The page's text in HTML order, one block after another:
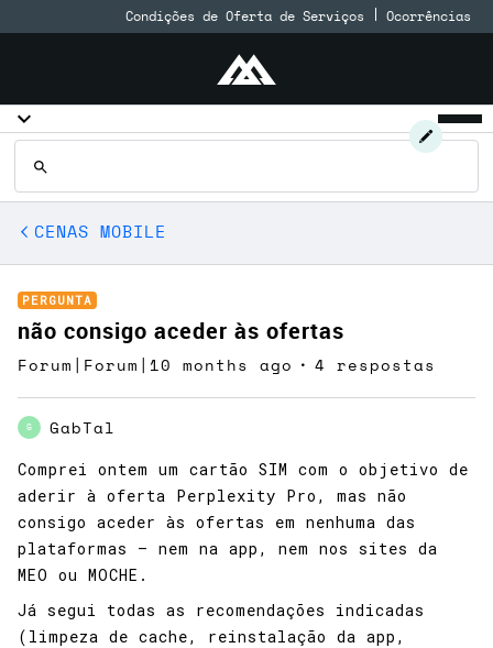
Condições de Oferta de Serviços Ocorrências
CENAS MOBILE
PERGUNTA
não consigo aceder às ofertas
Forum|Forum|10 months ago 4 respostas
G GabTal
Comprei ontem um cartão SIM com o objetivo de
aderir à oferta Perplexity Pro, mas não
consigo aceder às ofertas em nenhuma das
plataformas — nem na app, nem nos sites da
MEO ou MOCHE.
Já segui todas as recomendações indicadas
(limpeza de cache, reinstalação da app,